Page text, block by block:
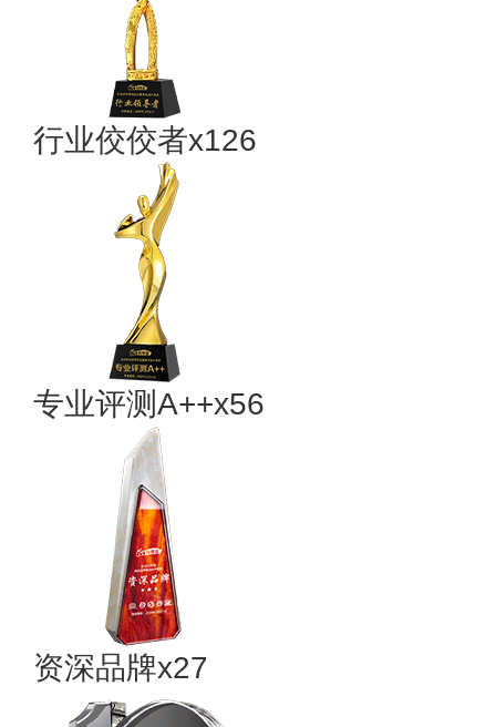
行业佼佼者x126
专业​评测A++x56
资深品牌x27